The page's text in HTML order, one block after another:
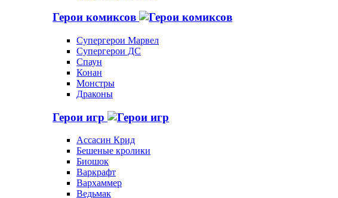
Герои комиксов
Супергерои Марвел
Супергерои ДС
Спаун
Конан
Монстры
Драконы
Герои игр
Ассасин Крид
Бешеные кролики
Биошок
Варкрафт
Вархаммер
Ведьмак